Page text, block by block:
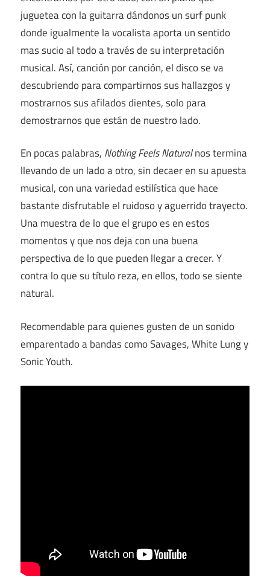
juguetea con la guitarra dándonos un surf punk
donde igualmente la vocalista aporta un sentido
mas sucio al todo a través de su interpretación
musical. Así, canción por canción, el disco se va
descubriendo para compartirnos sus hallazgos y
mostrarnos sus afilados dientes, solo para
demostrarnos que están de nuestro lado.
En pocas palabras, Nothing Feels Naturalnos termina
llevando de un lado a otro, sin decaer en su apuesta
musical, con una variedad estilística que hace
bastante disfrutable el ruidoso y aguerrido trayecto.
Una muestra de lo que el grupo es en estos
momentos y que nos deja con una buena
perspectiva de lo que pueden llegar a crecer. Y
contra lo que su título reza, en ellos, todo se siente
natural.
Recomendable para quienes gusten de un sonido
emparentado a bandas como Savages, White Lung y
Sonic Youth.